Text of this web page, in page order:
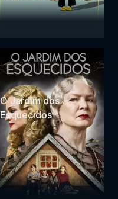
O Jardim dos
Esquecidos